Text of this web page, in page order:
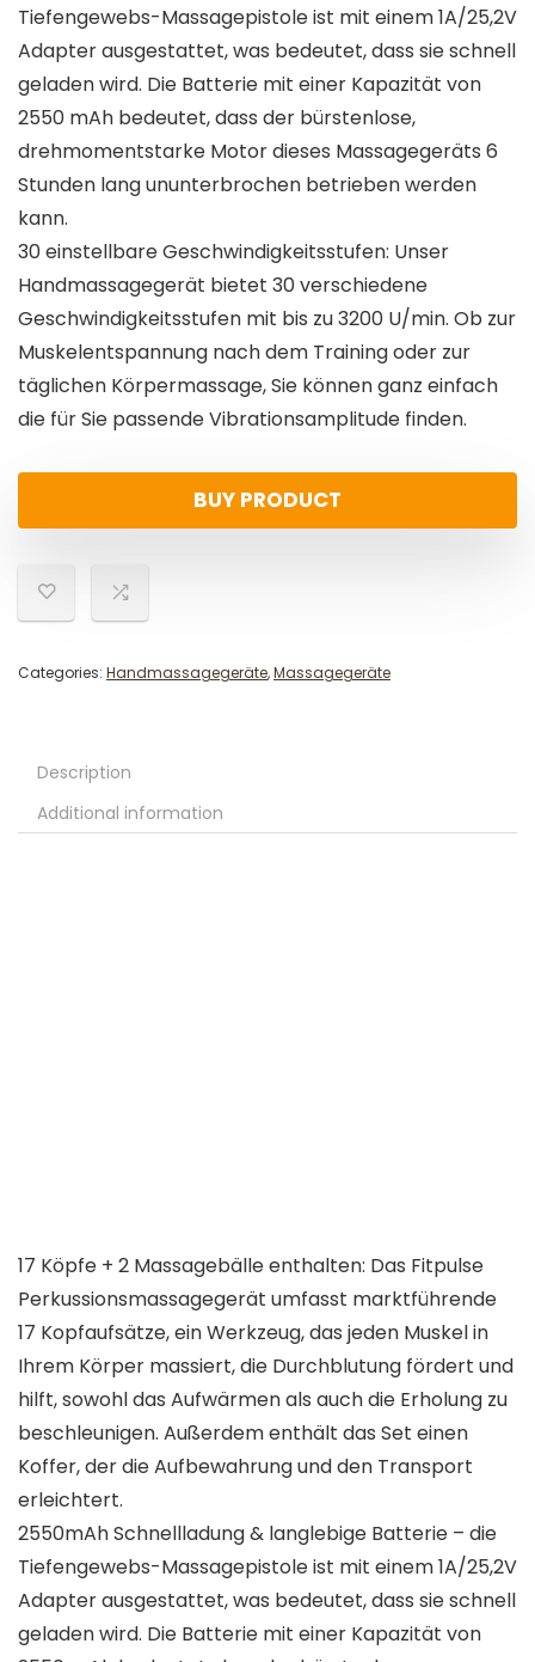
Tiefengewebs-Massagepistole ist mit einem 1A/25,2V
Adapter ausgestattet, was bedeutet, dass sie schnell
geladen wird. Die Batterie mit einer Kapazität von
2550 mAh bedeutet, dass der bürstenlose,
drehmomentstarke Motor dieses Massagegeräts 6
Stunden lang ununterbrochen betrieben werden
kann.
30 einstellbare Geschwindigkeitsstufen: Unser
Handmassagegerät bietet 30 verschiedene
Geschwindigkeitsstufen mit bis zu 3200 U/min. Ob zur
Muskelentspannung nach dem Training oder zur
täglichen Körpermassage, Sie können ganz einfach
die für Sie passende Vibrationsamplitude finden.
BUY PRODUCT
Categories: Handmassagegeräte,Massagegeräte
Description
Additional information
17 Köpfe + 2 Massagebälle enthalten: Das Fitpulse
Perkussionsmassagegerät umfasst marktführende
17 Kopfaufsätze, ein Werkzeug, das jeden Muskel in
Ihrem Körper massiert, die Durchblutung fördert und
hilft, sowohl das Aufwärmen als auch die Erholung zu
beschleunigen. Außerdem enthält das Set einen
Koffer, der die Aufbewahrung und den Transport
erleichtert.
2550mAh Schnellladung & langlebige Batterie – die
Tiefengewebs-Massagepistole ist mit einem 1A/25,2V
Adapter ausgestattet, was bedeutet, dass sie schnell
geladen wird. Die Batterie mit einer Kapazität von